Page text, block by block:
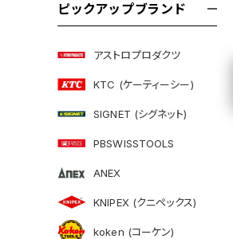
ピックアップブランド
アストロプロダクツ
KTC (ケーティーシー)
SIGNET (シグネット)
PBSWISSTOOLS
ANEX
KNIPEX (クニペックス)
koken (コーケン)